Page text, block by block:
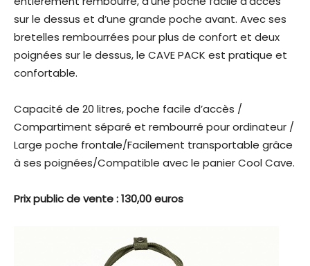
sur le dessus et d’une grande poche avant. Avec ses
bretelles rembourrées pour plus de confort et deux
poignées sur le dessus, le CAVE PACK est pratique et
confortable.
Capacité de 20 litres, poche facile d’accès /
Compartiment séparé et rembourré pour ordinateur /
Large poche frontale/Facilement transportable grâce
à ses poignées/Compatible avec le panier Cool Cave.
Prix public de vente : 130,00 euros